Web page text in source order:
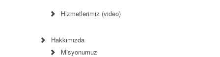
Hizmetlerimiz (video)
Hakkımızda
Misyonumuz